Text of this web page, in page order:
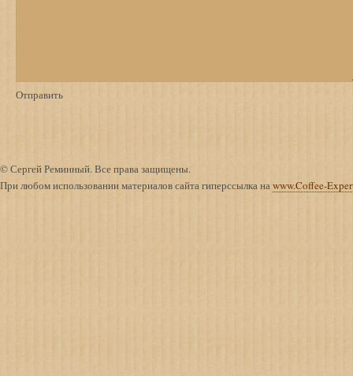
© Сергей Реминный. Все права защищены.
При любом использовании материалов сайта гиперссылка наwww.Coffee-